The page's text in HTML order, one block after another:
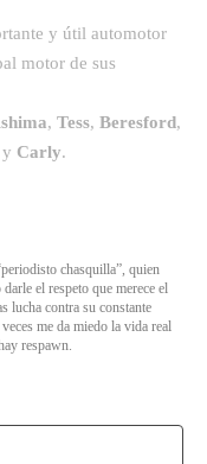
y útil automotor
motor de sus
, Tess, Beresford,
y Carly.
chasquilla”, quien
el respeto que merece el
lucha contra su constante
me da miedo la vida real
respawn.